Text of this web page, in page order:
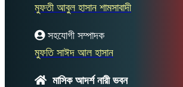
মুফতী আবুল হাসান শামসাবাদী
সহযোগী সম্পাদক
মুফতি সাঈদ আল হাসান
মাসিক আদর্শ নারী ভবন